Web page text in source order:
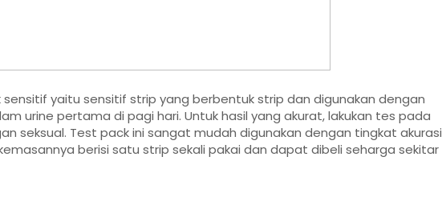
sensitif yaitu sensitif strip yang berbentuk strip dan digunakan dengan
urine pertama di pagi hari. Untuk hasil yang akurat, lakukan tes pada
seksual. Test pack ini sangat mudah digunakan dengan tingkat akurasi
berisi satu strip sekali pakai dan dapat dibeli seharga sekitar